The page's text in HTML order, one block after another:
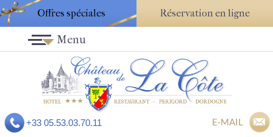
Offres spéciales Réservation en ligne
+33 05.53.03.70.11 E-MAIL
Menu